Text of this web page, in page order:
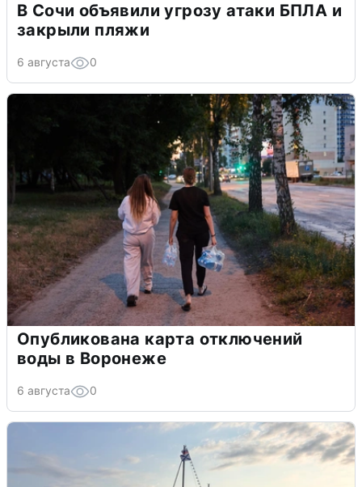
В Сочи объявили угрозу атаки БПЛА и
закрыли пляжи
6 августа 0
Опубликована карта отключений
воды в Воронеже
6 августа 0